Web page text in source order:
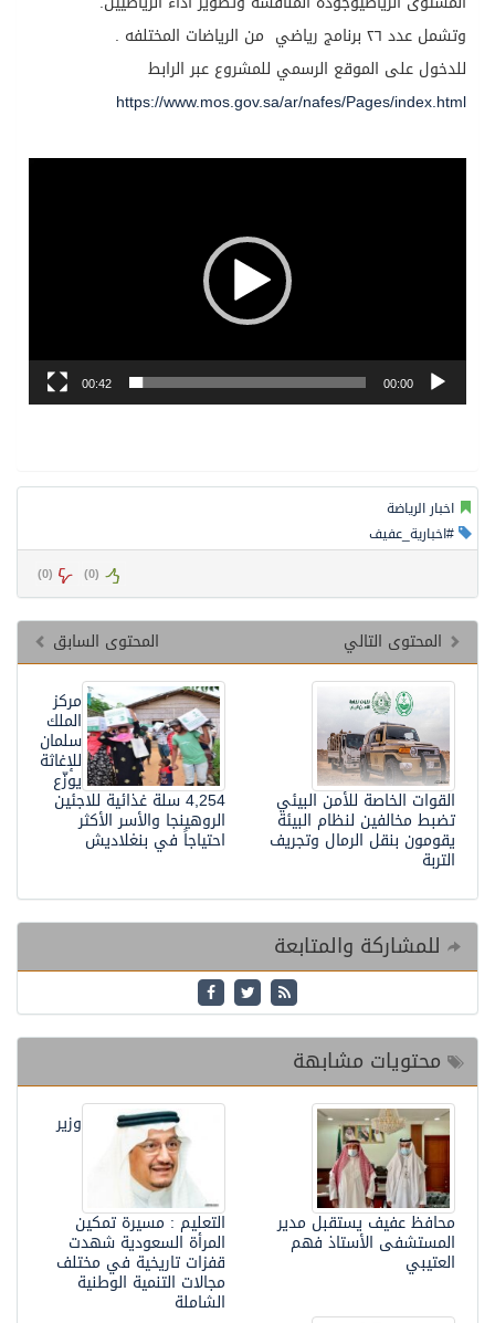
وتشمل عدد ٢٦ برنامج رياضي من الرياضات المختلفه .
للدخول على الموقع الرسمي للمشروع عبر الرابط
https://www.mos.gov.sa/ar/nafes/Pages/index.html
00:00
00:42
اخبار الرياضة
#اخبارية_عفيف
(
0
) (
0
)
المحتوى السابق
المحتوى التالي
مركز
الملك
سلمان
للإغاثة
يوزّع
4,254 سلة غذائية للاجئين
الروهينجا والأسر الأكثر
احتياجاً في بنغلاديش
القوات الخاصة للأمن البيئي
تضبط مخالفين لنظام البيئة
يقومون بنقل الرمال وتجريف
التربة
للمشاركة والمتابعة
محتويات مشابهة
وزير
التعليم : مسيرة تمكين
المرأة السعودية شهدت
قفزات تاريخية في مختلف
مجالات التنمية الوطنية
الشاملة
محافظ عفيف يستقبل مدير
المستشفى الأستاذ فهم
العتيبي